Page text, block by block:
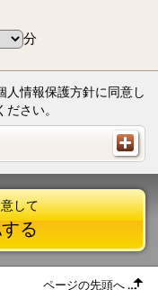
分
人情報保護方針に同意し
さい。
して
る
ページの先頭へ